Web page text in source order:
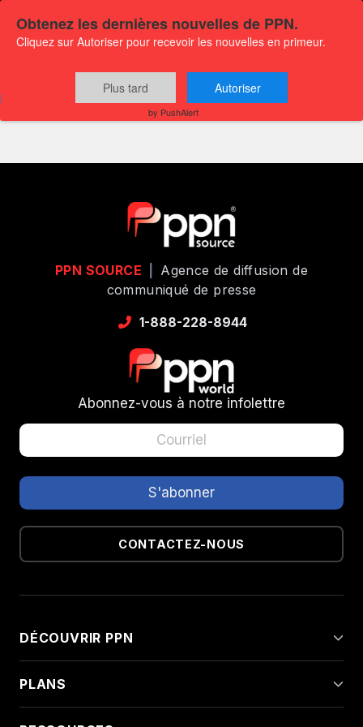
PPN SOURCE
Agence de diffusion de
communiqué de presse
1-888-228-8944
Abonnez-vous à notre infolettre
CONTACTEZ-NOUS
DÉCOUVRIR PPN
PLANS
Obtenez les dernières nouvelles de PPN.
Cliquez sur Autoriser pour recevoir les nouvelles en primeur.
Plus tard Autoriser
by PushAlert